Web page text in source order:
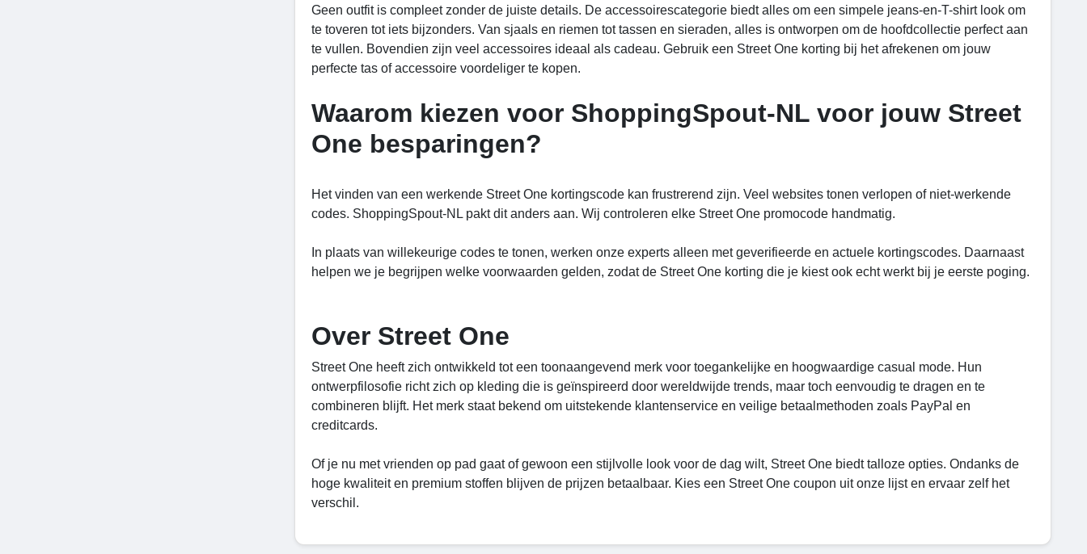
Geen outfit is compleet zonder de juiste details. De accessoirescategorie biedt alles om een simpele jeans-en-T-shirt look om
te toveren tot iets bijzonders. Van sjaals en riemen tot tassen en sieraden, alles is ontworpen om de hoofdcollectie perfect aan
te vullen. Bovendien zijn veel accessoires ideaal als cadeau. Gebruik een Street One korting bij het afrekenen om jouw
perfecte tas of accessoire voordeliger te kopen.
Waarom kiezen voor ShoppingSpout-NL voor jouw Street
One besparingen?
Het vinden van een werkende Street One kortingscode kan frustrerend zijn. Veel websites tonen verlopen of niet-werkende
codes. ShoppingSpout-NL pakt dit anders aan. Wij controleren elke Street One promocode handmatig.
In plaats van willekeurige codes te tonen, werken onze experts alleen met geverifieerde en actuele kortingscodes. Daarnaast
helpen we je begrijpen welke voorwaarden gelden, zodat de Street One korting die je kiest ook echt werkt bij je eerste poging.
Over Street One
Street One heeft zich ontwikkeld tot een toonaangevend merk voor toegankelijke en hoogwaardige casual mode. Hun
ontwerpfilosofie richt zich op kleding die is geïnspireerd door wereldwijde trends, maar toch eenvoudig te dragen en te
combineren blijft. Het merk staat bekend om uitstekende klantenservice en veilige betaalmethoden zoals PayPal en
creditcards.
Of je nu met vrienden op pad gaat of gewoon een stijlvolle look voor de dag wilt, Street One biedt talloze opties. Ondanks de
hoge kwaliteit en premium stoffen blijven de prijzen betaalbaar. Kies een Street One coupon uit onze lijst en ervaar zelf het
verschil.